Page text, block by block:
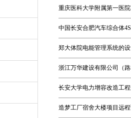
重庆医科大学附属第一医
中国长安合肥汽车综合体
郑大体院电能管理系统的
浙江万华建设有限公司（
长安大学电力增容改造工
造梦工厂宿舍大楼项目远